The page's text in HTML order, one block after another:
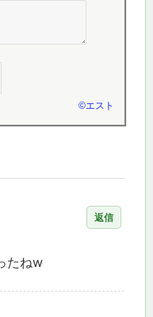
©エスト
たねw
返信